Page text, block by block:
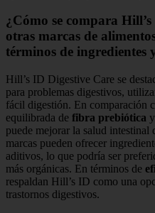
¿Cómo se compara
otras marcas de
términos de ingredientes
Hill’s ID Digestive Care se
para problemas digestivos,
fácil digestión. En comparación
equilibrada de fibra prebiótica y
puede mejorar la salud intestinal
marcas pueden ofrecer
aditivos, lo que podría ser
más orgánicas. En términos de
respaldan Hill’s ID como una
trastornos digestivos.